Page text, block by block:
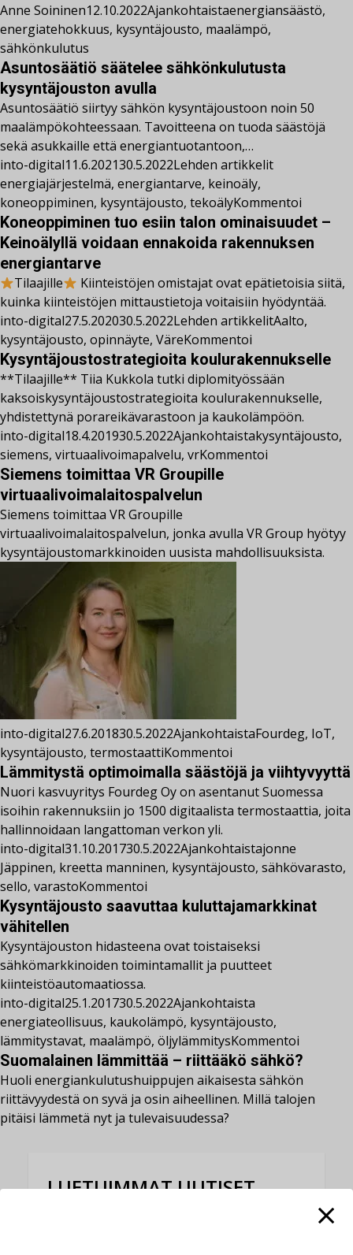
Anne Soininen12.10.2022Ajankohtaistaenergiansäästö,
energiatehokkuus, kysyntäjousto, maalämpö,
sähkönkulutus
Asuntosäätiö säätelee sähkönkulutusta
kysyntäjouston avulla
Asuntosäätiö siirtyy sähkön kysyntäjoustoon noin 50
maalämpökohteessaan. Tavoitteena on tuoda säästöjä
sekä asukkaille että energiantuotantoon,…
into-digital11.6.202130.5.2022Lehden artikkelit
energiajärjestelmä, energiantarve, keinoäly,
koneoppiminen, kysyntäjousto, tekoälyKommentoi
Koneoppiminen tuo esiin talon ominaisuudet –
Keinoälyllä voidaan ennakoida rakennuksen
energiantarve
Tilaajille
Kiinteistöjen omistajat ovat epätietoisia siitä,
kuinka kiinteistöjen mittaustietoja voitaisiin hyödyntää.
into-digital27.5.202030.5.2022Lehden artikkelitAalto,
kysyntäjousto, opinnäyte, VäreKommentoi
Kysyntäjoustostrategioita koulurakennukselle
**Tilaajille** Tiia Kukkola tutki diplomityössään
kaksoiskysyntäjoustostrategioita koulurakennukselle,
yhdistettynä porareikävarastoon ja kaukolämpöön.
into-digital18.4.201930.5.2022Ajankohtaistakysyntäjousto,
siemens, virtuaalivoimapalvelu, vrKommentoi
Siemens toimittaa VR Groupille
virtuaalivoimalaitospalvelun
Siemens toimittaa VR Groupille
virtuaalivoimalaitospalvelun, jonka avulla VR Group hyötyy
kysyntäjoustomarkkinoiden uusista mahdollisuuksista.
into-digital27.6.201830.5.2022AjankohtaistaFourdeg, IoT,
kysyntäjousto, termostaattiKommentoi
Lämmitystä optimoimalla säästöjä ja viihtyvyyttä
Nuori kasvuyritys Fourdeg Oy on asentanut Suomessa
isoihin rakennuksiin jo 1500 digitaalista termostaattia, joita
hallinnoidaan langattoman verkon yli.
into-digital31.10.201730.5.2022Ajankohtaistajonne
Jäppinen, kreetta manninen, kysyntäjousto, sähkövarasto,
sello, varastoKommentoi
Kysyntäjousto saavuttaa kuluttajamarkkinat
vähitellen
Kysyntäjouston hidasteena ovat toistaiseksi
sähkömarkkinoiden toimintamallit ja puutteet
kiinteistöautomaatiossa.
into-digital25.1.201730.5.2022Ajankohtaista
energiateollisuus, kaukolämpö, kysyntäjousto,
lämmitystavat, maalämpö, öljylämmitysKommentoi
Suomalainen lämmittää – riittääkö sähkö?
Huoli energiankulutushuippujen aikaisesta sähkön
riittävyydestä on syvä ja osin aiheellinen. Millä talojen
pitäisi lämmetä nyt ja tulevaisuudessa?
LUETUIMMAT UUTISET